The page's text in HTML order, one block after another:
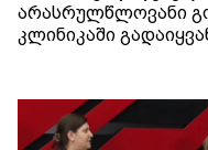
არასრულწლოვანი
კლინიკაში